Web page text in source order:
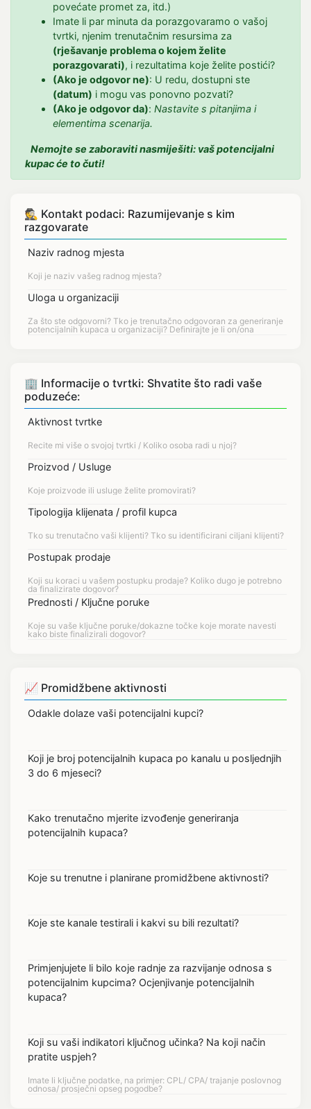
povećate promet za, itd.)
Imate li par minuta da porazgovaramo o vašoj
tvrtki, njenim trenutačnim resursima za
(rješavanje problema o kojem želite
porazgovarati), i rezultatima koje želite postići?
(Ako je odgovor ne): U redu, dostupni ste
(datum) i mogu vas ponovno pozvati?
(Ako je odgovor da): Nastavite s pitanjima i
elementima scenarija.
Nemojte se zaboraviti nasmiješiti: vaš potencijalni
kupac će to čuti!
🕵 Kontakt podaci: Razumijevanje s kim
razgovarate
Naziv radnog mjesta
Uloga u organizaciji
🏢 Informacije o tvrtki: Shvatite što radi vaše
poduzeće:
Aktivnost tvrtke
Proizvod / Usluge
Tipologija klijenata / profil kupca
Postupak prodaje
Prednosti / Ključne poruke
📈 Promidžbene aktivnosti
Odakle dolaze vaši potencijalni kupci?
Koji je broj potencijalnih kupaca po kanalu u posljednjih
3 do 6 mjeseci?
Kako trenutačno mjerite izvođenje generiranja
potencijalnih kupaca?
Koje su trenutne i planirane promidžbene aktivnosti?
Koje ste kanale testirali i kakvi su bili rezultati?
Primjenjujete li bilo koje radnje za razvijanje odnosa s
potencijalnim kupcima? Ocjenjivanje potencijalnih
kupaca?
Koji su vaši indikatori ključnog učinka? Na koji način
pratite uspjeh?